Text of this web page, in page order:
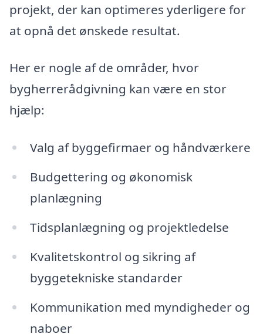
projekt, der kan optimeres yderligere for
at opnå det ønskede resultat.
Her er nogle af de områder, hvor
bygherrerådgivning kan være en stor
hjælp:
Valg af byggefirmaer og håndværkere
Budgettering og økonomisk
planlægning
Tidsplanlægning og projektledelse
Kvalitetskontrol og sikring af
byggetekniske standarder
Kommunikation med myndigheder og
naboer